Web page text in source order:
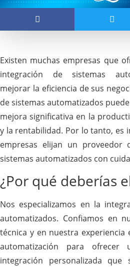
Existen muchas empresas que
integración de sistemas
mejorar la eficiencia de sus
de sistemas automatizados
mejora significativa en la
y la rentabilidad. Por lo tanto, es
empresas elijan un proveedor
sistemas automatizados con
¿Por qué deberías
Nos especializamos en la
automatizados. Confiamos en
técnica y en nuestra experiencia
automatización para ofrecer
integración personalizada